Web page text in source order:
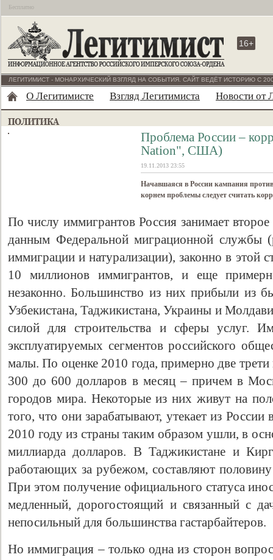
Бесплатно
16+
ЛЕГИТИМИСТ - МОНАРХИЧЕСКИЙ ВЗГЛЯД НА СОБЫТИЯ. САЙТ ВЕДЁТ ИСТОРИЮ С
О Легитимисте Взгляд Легитимиста Новости от
Проблема России –
Nation", США)
19.11.2013 23:55
Начавшаяся в России кампания
корнем проблемы следует считать
По числу иммигрантов Россия занимает
данным Федеральной миграционной службы
иммиграции и натурализации), законно в этой
10 миллионов иммигрантов, и еще
незаконно. Большинство из них прибыли из
Узбекистана, Таджикистана, Украины и
силой для строительства и сферы услуг.
эксплуатируемых сегментов российского
малы. По оценке 2010 года, примерно две
300 до 600 долларов в месяц – причем в
городов мира. Некоторые из них живут на
того, что они зарабатывают, утекает из
2010 году из страны таким образом ушли, в
миллиарда долларов. В Таджикистане и
работающих за рубежом, составляют
При этом получение официального статуса
медленный, дорогостоящий и связанный с
непосильный для большинства гастарбайтеров.
Но иммиграция – только одна из сторон